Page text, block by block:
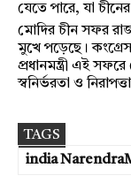
যেতে পারে, যা
মোদির চীন সফর
মুখে পড়েছে।
প্রধানমন্ত্রী এই
স্বনির্ভরতা ও
TAGS
india